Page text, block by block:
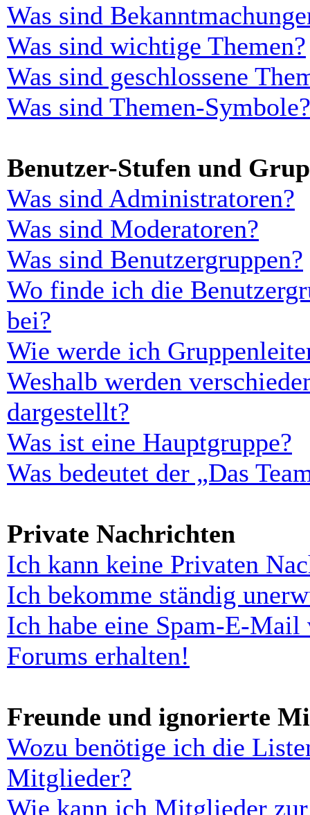
Was sind
Was sind wichtige Themen?
Was sind geschlossene
Was sind Themen-Symbole?
Benutzer-Stufen und
Was sind Administratoren?
Was sind Moderatoren?
Was sind Benutzergruppen?
Wo finde ich die
bei?
Wie werde ich
Weshalb werden
dargestellt?
Was ist eine Hauptgruppe?
Was bedeutet der „Das
Private Nachrichten
Ich kann keine Privaten
Ich bekomme ständig
Ich habe eine Spam-E-
Forums erhalten!
Freunde und ignorierte
Wozu benötige ich die
Mitglieder?
Wie kann ich Mitglieder